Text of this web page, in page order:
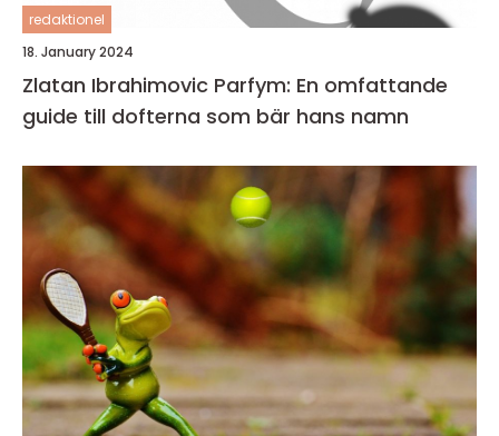
redaktionel
18. January 2024
Zlatan Ibrahimovic Parfym: En omfattande
guide till dofterna som bär hans namn